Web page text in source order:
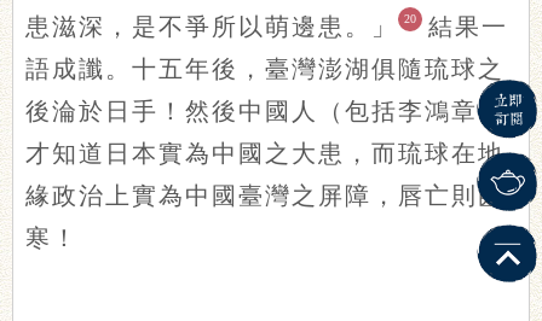
患滋深，是不爭所以萌邊患。」
20
結果一
語成讖。十五年後，臺灣澎湖俱隨琉球之
後淪於日手！然後中國人（包括李鴻章）
才知道日本實為中國之大患，而琉球在地
緣政治上實為中國臺灣之屏障，唇亡則齒
寒！